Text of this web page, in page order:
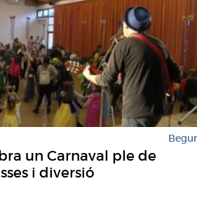
Begur
un Carnaval ple de
i diversió